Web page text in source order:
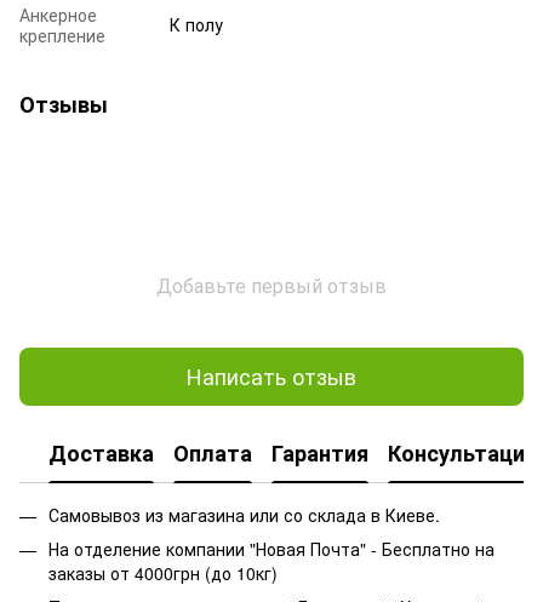
Анкерное
крепление
К полу
Отзывы
Добавьте первый отзыв
Написать отзыв
Доставка Оплата Гарантия Консультация
Самовывоз из магазина или со склада в Киеве.
На отделение компании "Новая Почта" - Бесплатно на
заказы от 4000грн (до 10кг)